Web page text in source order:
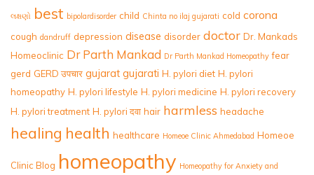
લક્ષણો best bipolardisorder child Chinta no ilaj gujarati cold corona
cough dandruff depression disease disorder doctor Dr. Mankads
Homeoclinic Dr Parth Mankad Dr Parth Mankad Homeopathy fear
gerd GERD उपचार gujarat gujarati H. pylori diet H. pylori
homeopathy H. pylori lifestyle H. pylori medicine H. pylori recovery
H. pylori treatment H. pylori दवा hair harmless headache
healing health healthcare Homeoe Clinic Ahmedabad Homeoe
Clinic Blog homeopathy Homeopathy for Anxiety and